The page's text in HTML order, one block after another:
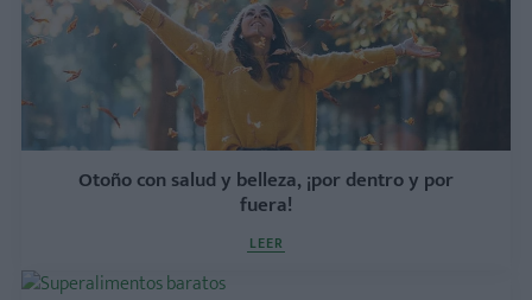
Otoño con salud y belleza, ¡por dentro y por
fuera!
LEER